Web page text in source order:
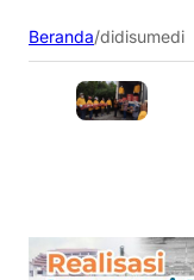
Beranda/didisumedi